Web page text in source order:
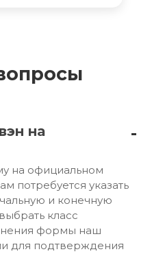
на
на официальном
потребуется указать
и конечную
класс
формы наш
для подтверждения